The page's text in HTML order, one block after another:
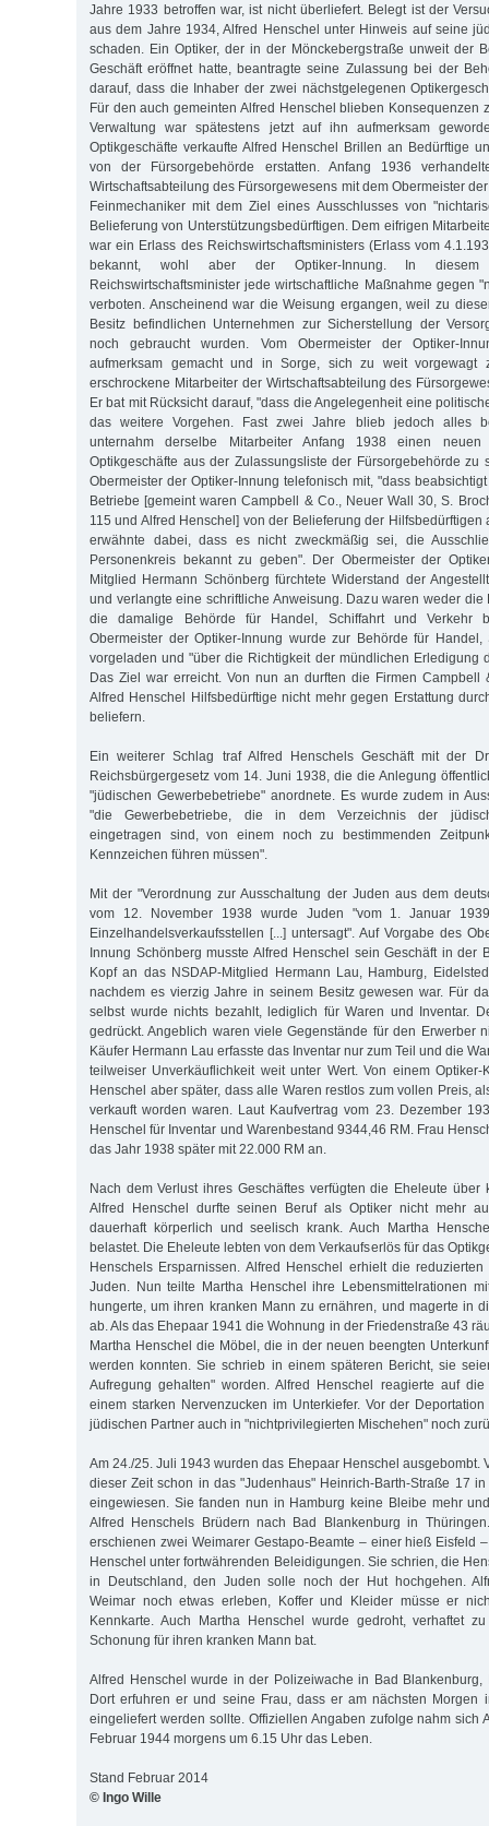
Jahre 1933 betroffen war, ist nicht überliefert. Belegt ist der
aus dem Jahre 1934, Alfred Henschel unter Hinweis auf seine
schaden. Ein Optiker, der in der Mönckebergstraße unweit der
Geschäft eröffnet hatte, beantragte seine Zulassung bei der
darauf, dass die Inhaber der zwei nächstgelegenen
Für den auch gemeinten Alfred Henschel blieben Konsequenzen
Verwaltung war spätestens jetzt auf ihn aufmerksam
Optikgeschäfte verkaufte Alfred Henschel Brillen an Bedürftige
von der Fürsorgebehörde erstatten. Anfang 1936
Wirtschaftsabteilung des Fürsorgewesens mit dem Obermeister
Feinmechaniker mit dem Ziel eines Ausschlusses von
Belieferung von Unterstützungsbedürftigen. Dem eifrigen
war ein Erlass des Reichswirtschaftsministers (Erlass vom
bekannt, wohl aber der Optiker-Innung. In
Reichswirtschaftsminister jede wirtschaftliche Maßnahme gegen
verboten. Anscheinend war die Weisung ergangen, weil zu
Besitz befindlichen Unternehmen zur Sicherstellung der
noch ge­braucht wurden. Vom Obermeister der Optiker-
aufmerksam gemacht und in Sorge, sich zu weit vorgewagt
erschrockene Mitarbeiter der Wirtschaftsabteilung des
Er bat mit Rücksicht darauf, "dass die Angelegenheit eine
das weitere Vorgehen. Fast zwei Jahre blieb jedoch alles
unternahm derselbe Mitarbeiter Anfang 1938 einen neuen
Optikgeschäfte aus der Zulassungsliste der Fürsorgebehörde zu
Obermeister der Optiker-Innung telefonisch mit, "dass
Betriebe [gemeint waren Campbell & Co., Neuer Wall 30, S.
115 und Alfred Henschel] von der Belieferung der Hilfsbedürftigen
erwähnte dabei, dass es nicht zweckmäßig sei, die
Personenkreis bekannt zu geben". Der Obermeister der
Mitglied Hermann Schönberg fürchtete Widerstand der
und verlangte eine schriftliche Anweisung. Dazu waren weder die
die damalige Behörde für Handel, Schiffahrt und Verkehr
Obermeister der Optiker-Innung wurde zur Behörde für Handel,
vorgeladen und "über die Richtigkeit der mündlichen Erledigung
Das Ziel war erreicht. Von nun an durften die Firmen Campbell
Alfred Henschel Hilfsbedürftige nicht mehr gegen Erstattung
beliefern.
Ein weiterer Schlag traf Alfred Henschels Geschäft mit der
Reichsbürgergesetz vom 14. Juni 1938, die die Anlegung
"jüdischen Gewerbebetriebe" anordnete. Es wurde zudem in
"die Gewerbebetriebe, die in dem Verzeichnis der
eingetragen sind, von einem noch zu bestimmenden
Kennzeichen führen müssen".
Mit der "Verordnung zur Ausschaltung der Juden aus dem
vom 12. November 1938 wurde Juden "vom 1. Januar
Einzelhandelsverkaufsstellen [...] untersagt". Auf Vorgabe des
Innung Schönberg musste Alfred Henschel sein Geschäft in der
Kopf an das NSDAP-Mitglied Hermann Lau, Hamburg,
nachdem es vierzig Jahre in seinem Besitz gewesen war. Für
selbst wurde nichts bezahlt, lediglich für Waren und Inventar.
gedrückt. Angeblich waren viele Gegenstände für den Erwerber
Käufer Hermann Lau erfasste das Inventar nur zum Teil und die
teilweiser Unverkäuflichkeit weit unter Wert. Von einem Optiker-
Henschel aber später, dass alle Waren restlos zum vollen Preis,
verkauft worden waren. Laut Kaufvertrag vom 23. Dezember
Henschel für Inventar und Warenbestand 9344,46 RM. Frau
das Jahr 1938 später mit 22.000 RM an.
Nach dem Verlust ihres Geschäftes verfügten die Eheleute über
Alfred Henschel durfte seinen Beruf als Optiker nicht mehr
dauerhaft körperlich und seelisch krank. Auch Martha
belastet. Die Eheleute lebten von dem Verkaufserlös für das
Henschels Ersparnissen. Alfred Henschel erhielt die reduzierten
Juden. Nun teilte Martha Henschel ihre Lebensmittelrationen
hungerte, um ihren kranken Mann zu ernähren, und magerte in
ab. Als das Ehepaar 1941 die Wohnung in der Friedenstraße 43
Martha Henschel die Möbel, die in der neuen beengten
werden konnten. Sie schrieb in einem späteren Bericht, sie
Aufregung gehalten" worden. Alfred Henschel reagierte auf
einem starken Nervenzucken im Unterkiefer. Vor der
jüdischen Partner auch in "nichtprivilegierten Mischehen" noch
Am 24./25. Juli 1943 wurden das Ehepaar Henschel ausgebombt.
dieser Zeit schon in das "Judenhaus" Heinrich-Barth-Straße 17
eingewiesen. Sie fanden nun in Hamburg keine Bleibe mehr
Alfred Henschels Brüdern nach Bad Blankenburg in
erschienen zwei Weimarer Gestapo-Beamte – einer hieß Eisfeld
Henschel unter fortwährenden Beleidigungen. Sie schrien, die
in Deutschland, den Juden solle noch der Hut hochgehen.
Weimar noch etwas erleben, Koffer und Kleider müsse er
Kennkarte. Auch Martha Henschel wurde gedroht, verhaftet
Schonung für ihren kranken Mann bat.
Alfred Henschel wurde in der Polizeiwache in Bad Blankenburg,
Dort erfuhren er und seine Frau, dass er am nächsten Morgen
eingeliefert werden sollte. Offiziellen Angaben zufolge nahm sich
Februar 1944 morgens um 6.15 Uhr das Leben.
Stand Februar 2014
© Ingo Wille